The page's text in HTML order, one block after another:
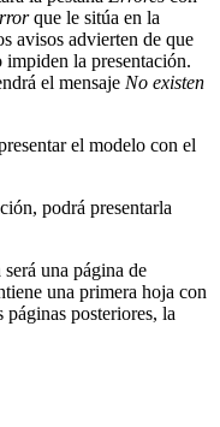
que le sitúa en la
avisos advierten de que
la presentación.
el mensaje No existen
el modelo con el
podrá presentarla
una página de
una primera hoja con
posteriores, la